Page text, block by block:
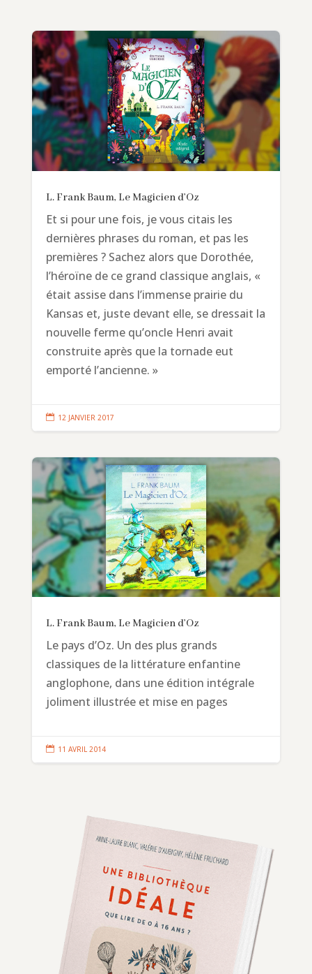
L. Frank Baum, Le Magicien d’Oz
Et si pour une fois, je vous citais les
dernières phrases du roman, et pas les
premières ? Sachez alors que Dorothée,
l’héroïne de ce grand classique anglais, «
était assise dans l’immense prairie du
Kansas et, juste devant elle, se dressait la
nouvelle ferme qu’oncle Henri avait
construite après que la tornade eut
emporté l’ancienne. »
 12 JANVIER 2017
L. Frank Baum, Le Magicien d’Oz
Le pays d’Oz. Un des plus grands
classiques de la littérature enfantine
anglophone, dans une édition intégrale
joliment illustrée et mise en pages
 11 AVRIL 2014